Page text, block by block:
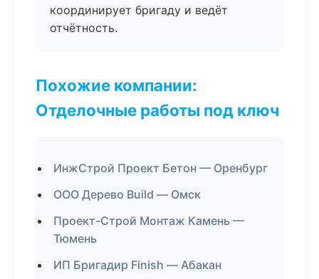
координирует бригаду и ведёт
отчётность.
Похожие компании:
Отделочные работы под ключ
ИнжСтрой Проект Бетон — Оренбург
ООО Дерево Build — Омск
Проект-Строй Монтаж Камень —
Тюмень
ИП Бригадир Finish — Абакан